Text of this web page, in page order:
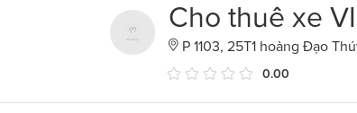
Cho thuê xe
P 1103, 25T1 hoàng Đạo
0.00